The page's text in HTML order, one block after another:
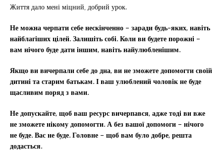
Життя дало мені міцний, добрий урок.
Не можна черпати себе нескінченно – заради будь-яких, навіть
найблагіших цілей. Залишіть собі. Коли ви будете порожні –
вам нічого буде дати іншим, навіть найулюбленішим.
Якщо ви вичерпали себе до дна, ви не зможете допомогти своїй
дитині та старим батькам. І ваш улюблений чоловік не буде
щасливим поряд з вами.
Не допускайте, щоб ваш ресурс вичерпався, адже тоді ви вже
не зможете нікому допомогти. А без вашої допомоги – нічого
не буде. Вас не буде. Головне – щоб вам було добре, решта
додасться.